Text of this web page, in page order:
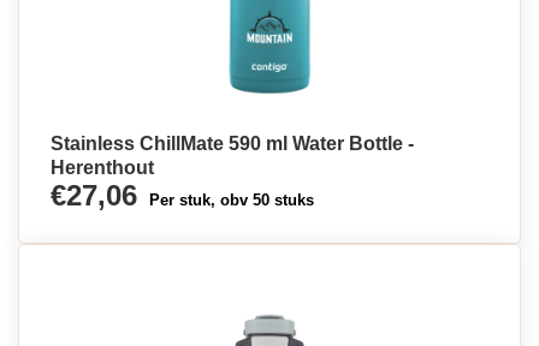
Stainless ChillMate 590 ml Water Bottle -
Herenthout
€27,06 Per stuk, obv 50 stuks